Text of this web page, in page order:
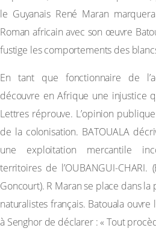
le Guyanais René Maran
Roman africain avec son œuvre
fustige les comportements des
En tant que fonctionnaire de
découvre en Afrique une injustice
Lettres réprouve. L’opinion
de la colonisation. BATOUALA
une exploitation mercantile
territoires de l’OUBANGUI-CHARI.
Goncourt). R Maran se place dans
naturalistes français. Batouala
à Senghor de déclarer : « Tout